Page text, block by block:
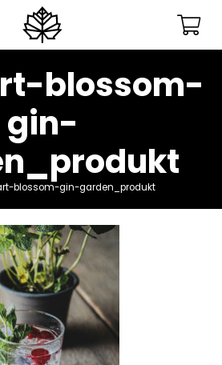
blossom-
gin-
blossom-gin-garden_produkt